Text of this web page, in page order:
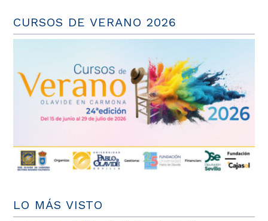
CURSOS DE VERANO 2026
LO MÁS VISTO